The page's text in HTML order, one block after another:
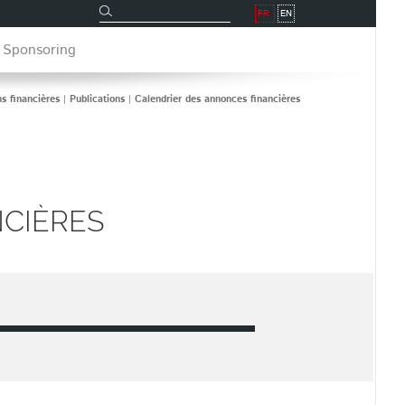
FR EN
Rechercher
Rechercher
financières| Publications| Calendrier des annonces financières